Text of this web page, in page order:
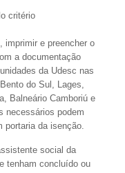
critério
imprimir e preencher o
a documentação
da Udesc nas
do Sul, Lages,
Balneário Camboriú e
necessários podem
portaria da isenção.
social da
tenham concluído ou